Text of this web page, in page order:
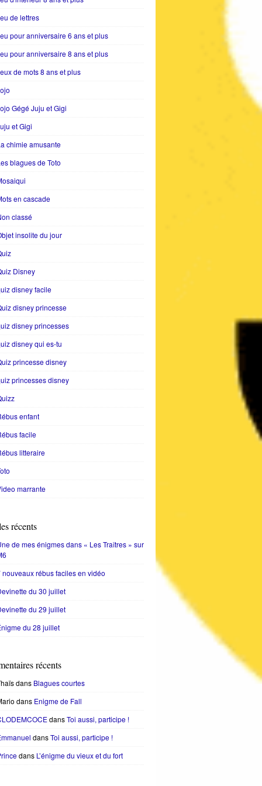
de lettres
pour anniversaire 6 ans et plus
pour anniversaire 8 ans et plus
de mots 8 ans et plus
Gégé Juju et Gigi
et Gigi
chimie amusante
blagues de Toto
en cascade
classé
insolite du jour
Disney
disney facile
disney princesse
disney princesses
disney qui es-tu
princesse disney
princesses disney
enfant
facile
litteraire
marrante
récents
de mes énigmes dans « Les Traîtres » sur
nouveaux rébus faciles en vidéo
du 30 juillet
du 29 juillet
du 28 juillet
récents
dans Blagues courtes
dans Enigme de Fall
dansToi aussi, participe !
dansToi aussi, participe !
dans L’énigme du vieux et du fort